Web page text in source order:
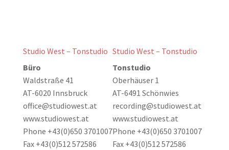
Studio West – Tonstudio
Büro
Waldstraße 41
AT-6020 Innsbruck
office@studiowest.at
www.studiowest.at
Phone +43(0)650 3701007
Fax +43(0)512 572586
Studio West – Tonstudio
Tonstudio
Oberhäuser 1
AT-6491 Schönwies
recording@studiowest.at
www.studiowest.at
Phone +43(0)650 3701007
Fax +43(0)512 572586